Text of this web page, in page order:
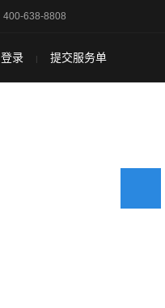
400-638-8808
登录 | 提交服务单